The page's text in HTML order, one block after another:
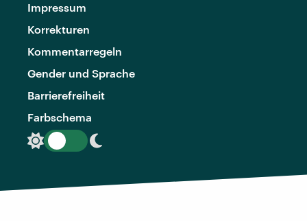
Impressum
Korrekturen
Kommentarregeln
Gender und Sprache
Barrierefreiheit
Farbschema